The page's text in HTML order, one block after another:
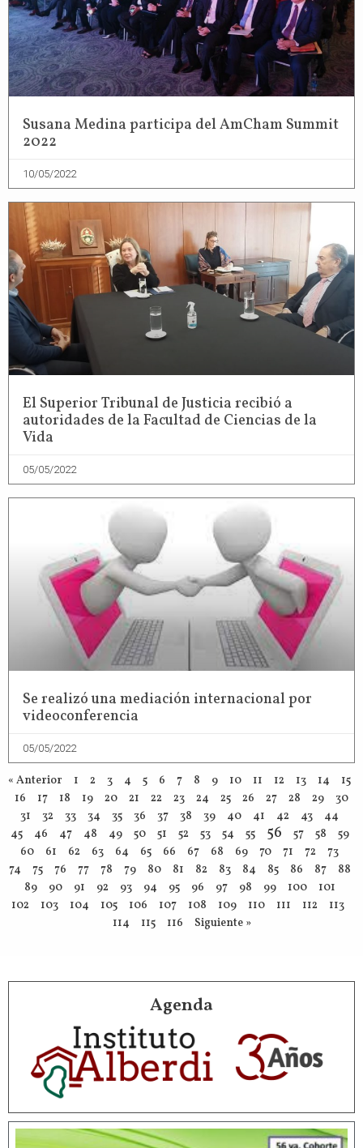
Susana Medina participa del AmCham Summit
2022
10/05/2022
El Superior Tribunal de Justicia recibió a
autoridades de la Facultad de Ciencias de la
Vida
05/05/2022
Se realizó una mediación internacional por
videoconferencia
05/05/2022
« Anterior 1 2 3 4 5 6 7 8 9 10 11 12 13 14
15
16
17 18 19 20 21 22 23 24 25 26 27 28 29
30
31
32 33 34 35 36 37 38 39 40 41 42 43
44
45
46 47 48 49 50 51 52 53 54 55 56 57 58
59
60
61 62 63 64 65 66 67 68 69 70 71 72
73
74
75 76 77 78 79 80 81 82 83 84 85 86 87
88
89
90 91 92 93 94 95 96 97 98 99 100
101
102
103 104 105 106 107 108 109 110 111 112
113
114
115 116 Siguiente »
Agenda